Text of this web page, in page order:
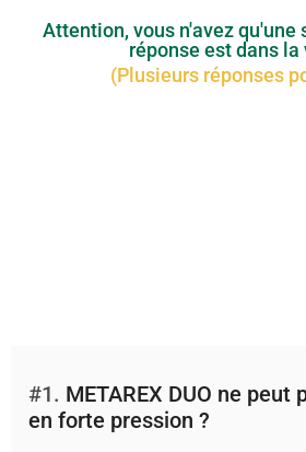
Attention, vous n'avez qu'une
réponse est dans la
(Plusieurs réponses
#1. METAREX DUO ne peut
en forte pression ?